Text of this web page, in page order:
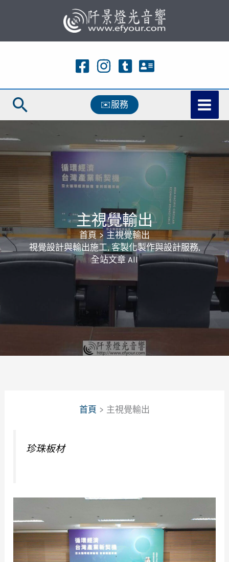
主
容
搜
尋
✉️服務
主視覺輸出
首頁
主視覺輸出
視覺設計與輸出施工, 客製化製作與設計服務,
全站文章 All
首頁 主視覺輸出
珍珠板材